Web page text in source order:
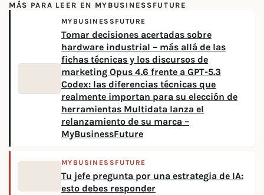
MÁS PARA LEER EN MYBUSINESSFUTURE
MYBUSINESSFUTURE
Tomar decisiones acertadas sobre
hardware industrial – más allá de las
fichas técnicas y los discursos de
marketing Opus 4.6 frente a GPT-5.3
Codex: las diferencias técnicas que
realmente importan para su elección de
herramientas Multidata lanza el
relanzamiento de su marca –
MyBusinessFuture
MYBUSINESSFUTURE
Tu jefe pregunta por una estrategia de IA:
esto debes responder